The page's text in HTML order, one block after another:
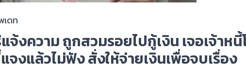
เดท
จ้งความ ถูกสวมรอยไปกู้เงิน เจอเจ้าห
จงแล้วไม่ฟัง สั่งให้จ่ายเงินเพื่อจบเรื่อง